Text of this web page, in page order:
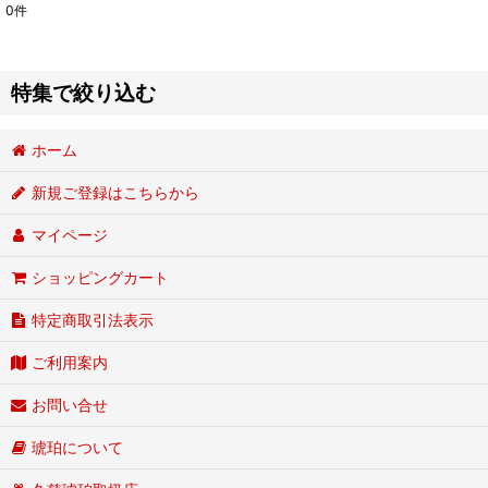
並び順:
0件
特集で絞り込む
■産地：久慈産琥珀
■産地：虫入り琥珀
■産地：ブルーアンバー
■カラー：シャンパン
ホーム
新規ご登録はこちらから
マイページ
ショッピングカート
特定商取引法表示
ご利用案内
お問い合せ
琥珀について